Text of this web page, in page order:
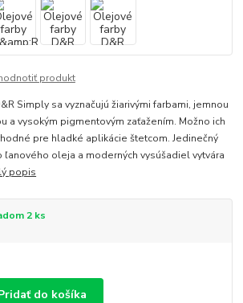
produkt
Simply sa vyznačujú žiarivými farbami, jemnou
a vysokým pigmentovým zaťažením. Možno ich
pre hladké aplikácie štetcom. Jedinečný
ľanového oleja a moderných vysúšadiel vytvára
popis
2 ks
do košíka